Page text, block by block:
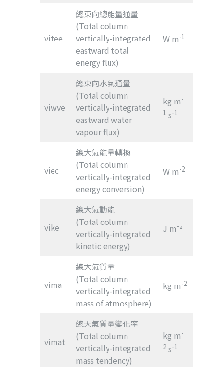
vitee
總東向總能量通量
(Total column
vertically-integrated
eastward total
energy flux)
W m-1
viwve
總東向水氣通量
(Total column
vertically-integrated
eastward water
vapour flux)
kg m-
1 s-1
viec
總大氣能量轉換
(Total column
vertically-integrated
energy conversion)
W m-2
vike
總大氣動能
(Total column
vertically-integrated
kinetic energy)
J m-2
vima
總大氣質量
(Total column
vertically-integrated
mass of atmosphere)
kg m-2
vimat
總大氣質量變化率
(Total column
vertically-integrated
mass tendency)
kg m-
2 s-1